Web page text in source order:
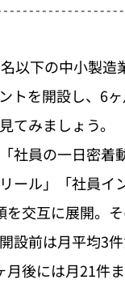
以下の中小製造
トを開設し、6
てみましょう。
社員の一日密着
ール」「社員イ
交互に展開。そ
設前は月平均3
月後には月21件